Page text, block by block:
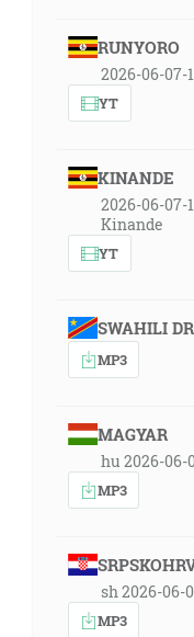
RUNYORO
2026-06-07-
YT
KINANDE
2026-06-07-
Kinande
YT
SWAHILI
MP3
MAGYAR
hu 2026-06-
MP3
sh 2026-06-
MP3